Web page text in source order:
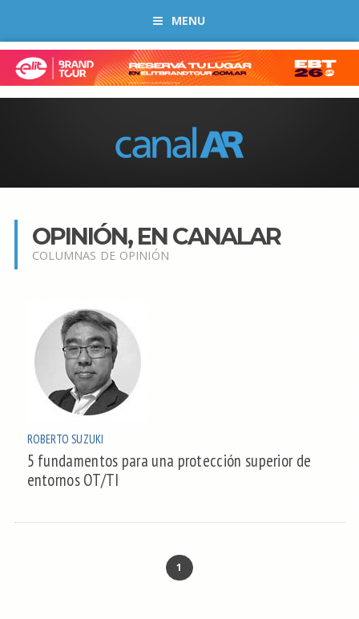
MENU
OPINIÓN, EN CANALAR
COLUMNAS DE OPINIÓN
ROBERTO SUZUKI
5 fundamentos para una protección superior de
entornos OT/TI
1